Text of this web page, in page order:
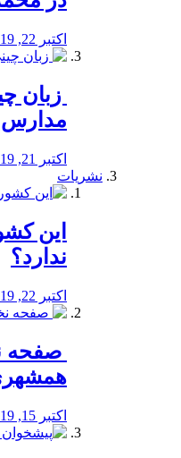
اکتبر 22, 2019
زبان
مدارس
اکتبر 21, 2019
نشریات
این
ندارد؟
اکتبر 22, 2019
صفحه
اکتبر 15, 2019